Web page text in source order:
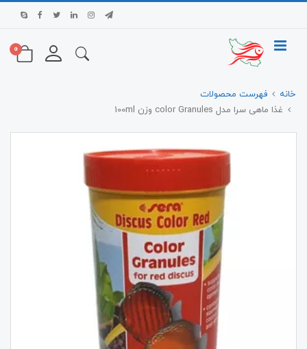
0
خانه
فهرست محصولات
غذا ماهی سرا مدل color Granules وزن 100ml